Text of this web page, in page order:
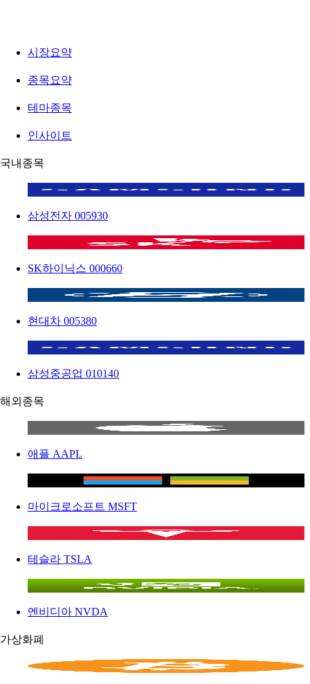
시장요약
종목요약
테마종목
인사이트
국내종목
삼성전자 005930
SK하이닉스 000660
현대차 005380
삼성중공업 010140
해외종목
애플 AAPL
마이크로소프트 MSFT
테슬라 TSLA
엔비디아 NVDA
가상화폐